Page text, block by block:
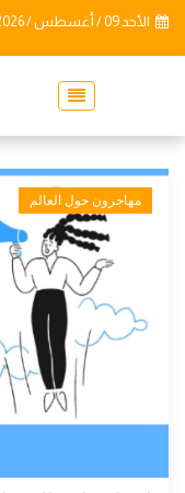
الأحد 09 / أغسطس / 2026
مهاجرون حول العالم